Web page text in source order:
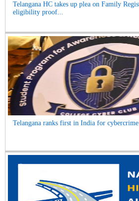
Telangana HC takes up plea on Family
eligibility proof...
Telangana ranks first in India for